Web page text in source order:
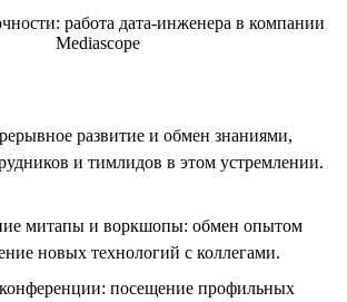
развитие и обмен знаниями,
и тимлидов в этом устремлении.
митапы и воркшопы: обмен опытом
новых технологий с коллегами.
посещение профильных